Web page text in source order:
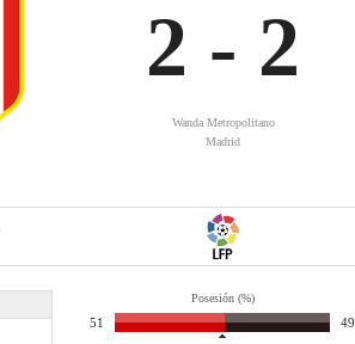
2 - 2
Wanda Metropolitano
Madrid
Posesión (%)
51 49